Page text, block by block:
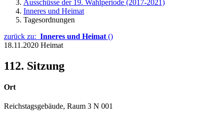
Ausschüsse der 19. Wahlperiode (2017-2021)
Inneres und Heimat
Tagesordnungen
zurück zu: Inneres und Heimat ()
18.11.2020 Heimat
112. Sitzung
Ort
Reichstagsgebäude, Raum 3 N 001